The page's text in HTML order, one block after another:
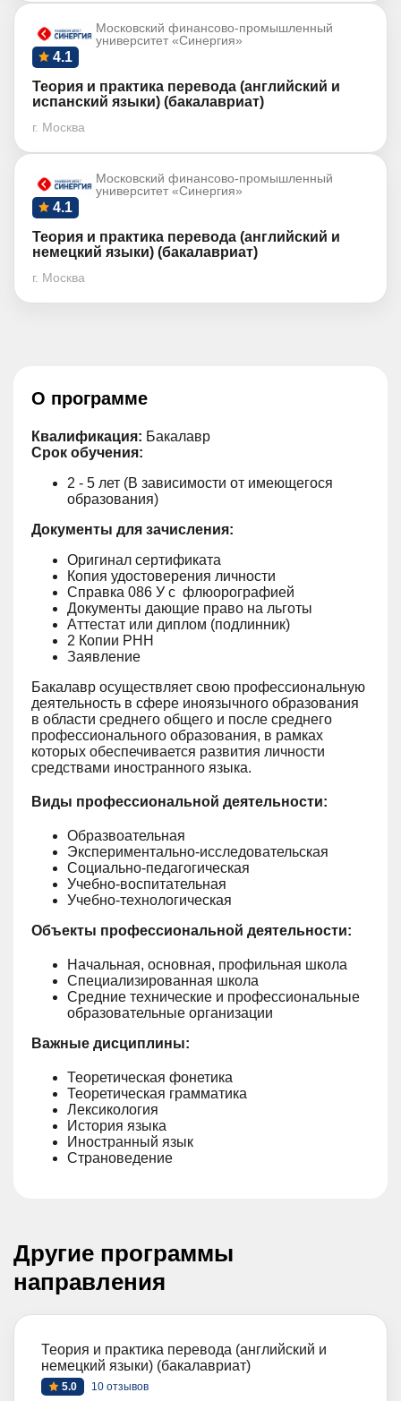
Московский финансово-промышленный
университет «Синергия»
4.1
Теория и практика перевода (английский и
испанский языки) (бакалавриат)
г. Москва
Московский финансово-промышленный
университет «Синергия»
4.1
Теория и практика перевода (английский и
немецкий языки) (бакалавриат)
г. Москва
О программе
Квалификация: Бакалавр
Срок обучения:
2 - 5 лет (В зависимости от имеющегося
образования)
Документы для зачисления:
Оригинал сертификата
Копия удостоверения личности
Справка 086 У с флюорографией
Документы дающие право на льготы
Аттестат или диплом (подлинник)
2 Копии РНН
Заявление
Бакалавр осуществляет свою профессиональную
деятельность в сфере иноязычного образования
в области среднего общего и после среднего
профессионального образования, в рамках
которых обеспечивается развития личности
средствами иностранного языка.
Виды профессиональной деятельности:
Образвоательная
Экспериментально-исследовательская
Социально-педагогическая
Учебно-воспитательная
Учебно-технологическая
Объекты профессиональной деятельности:
Начальная, основная, профильная школа
Специализированная школа
Средние технические и профессиональные
образовательные организации
Важные дисциплины:
Теоретическая фонетика
Теоретическая грамматика
Лексикология
История языка
Иностранный язык
Страноведение
Другие программы
направления
Теория и практика перевода (английский и
немецкий языки) (бакалавриат)
5.0 10 отзывов